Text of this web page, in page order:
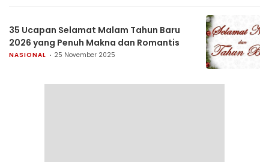
35 Ucapan Selamat Malam Tahun Baru
2026 yang Penuh Makna dan Romantis
NASIONAL 25 November 2025